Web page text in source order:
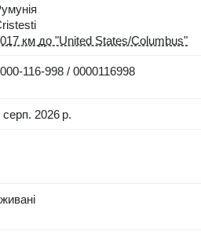
км до "United States/Columbus"
116-998 / 0000116998
серп. 2026 р.